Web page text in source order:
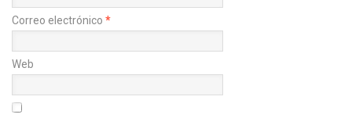
Correo electrónico *
Web